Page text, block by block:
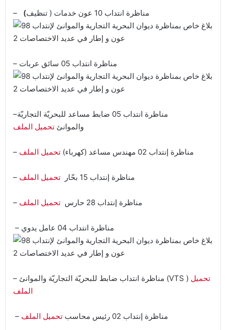
– مناظرة انتداب 10 عون خدمات ( تنظيف )
–مناظرة انتداب 05 ضابط مساعد للبحريّة التجاريّة
والموانئ تحميل الملف
– مناظرة إنتداب 02 مهندس مساعد (كهرباء) تحميل الملف
– مناظرة إنتداب 15 بحّار تحميل الملف
– مناظرة إنتداب 28 حارس تحميل الملف
– مناظرة انتداب ضابط للبحريّة التجاريّة والموانئ (VTS ) تحميل
الملف
– مناظرة إنتداب 02 رئيس محاسب تحميل الملف